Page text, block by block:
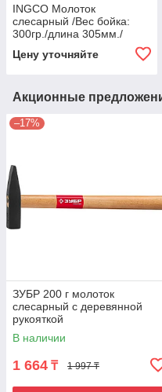
INGCO Молоток
слесарный /Вес бойка:
300гр./длина 305мм./
фиберглас
Цену уточняйте
Акционные
–17%
ЗУБР 200 г молоток
слесарный с деревянной
рукояткой
В наличии
1 664 ₸ 1 997 ₸